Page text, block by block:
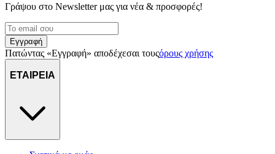
Γράψου στο Νewsletter μας για νέα & προσφορές!
Εγγραφή
Πατώντας «Εγγραφή» αποδέχεσαι τουςόρους χρήσης
ΕΤΑΙΡΕΙΑ